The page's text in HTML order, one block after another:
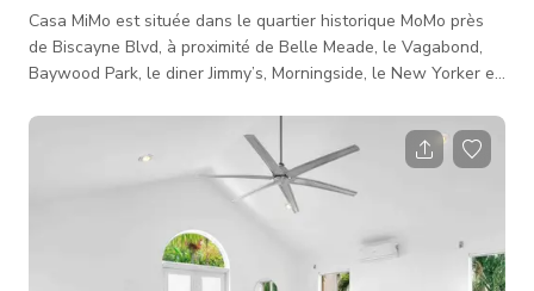
Casa MiMo est située dans le quartier historique MoMo près
de Biscayne Blvd, à proximité de Belle Meade, le Vagabond,
Baywood Park, le diner Jimmy’s, Morningside, le New Yorker et
compte des dizaines de lumières, une boule disco tournante
(avec stroboscope !), un barbecue, ainsi que des tables, des
chaises et des chaises longues. La cour avant dispose d'un
AstroTurf assez génial avec des possibilités infinies. C'est un